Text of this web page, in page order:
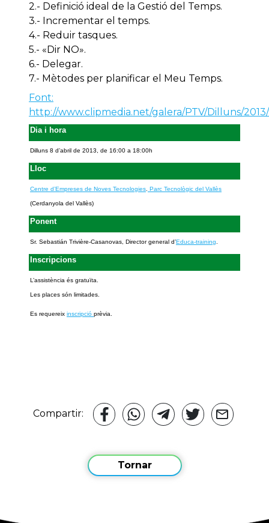
2.- Definició ideal de la Gestió del Temps.
3.- Incrementar el temps.
4.- Reduir tasques.
5.- «Dir NO».
6.- Delegar.
7.- Mètodes per planificar el Meu Temps.
Font:
http://www.clipmedia.net/galera/PTV/Dilluns/
Dia i hora
Dilluns 8 d’abril de 2013, de 16:00 a 18:00h
Lloc
Centre d’Empreses de Noves Tecnologies Parc Tecnològic del Vallès
(Cerdanyola del Vallès)
Ponent
Sr. Sebastián Trivière-Casanovas, Director general d’Educa-training
Inscripcions
L’assistència és gratuïta.
Les places són limitades.
Es requereix inscripció prèvia.
Compartir:
Tornar